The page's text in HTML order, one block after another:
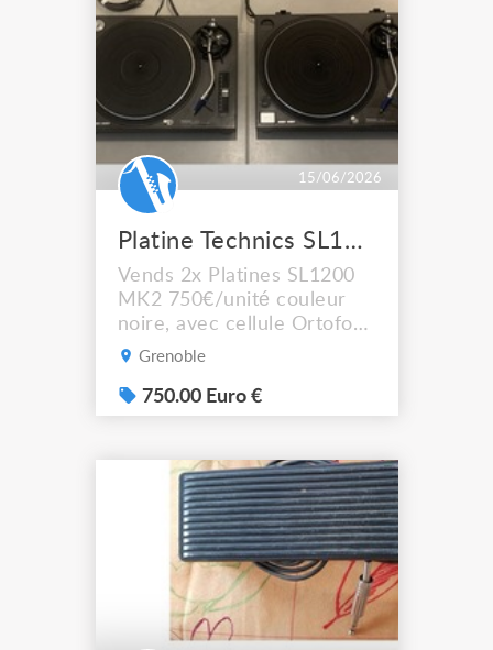
15/06/2026
Platine Technics SL1200 MK2
Vends 2x Platines SL1200
MK2 750€/unité couleur
noire, avec cellule Ortofon.
L' une des deux platine n' a
Grenoble
750.00 Euro €